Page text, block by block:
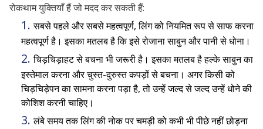
रोकथाम युक्तियाँ हैं जो मदद कर सकती हैं:
सबसे पहले और सबसे महत्वपूर्ण, लिंग को नियमित रूप से साफ करना
महत्वपूर्ण है। इसका मतलब है कि इसे रोजाना साबुन और पानी से धोना।
चिड़चिड़ाहट से बचना भी जरूरी है। इसका मतलब है हल्के साबुन का
इस्तेमाल करना और चुस्त-दुरुस्त कपड़ों से बचना। अगर किसी को
चिड़चिड़ेपन का सामना करना पड़ा है, तो उन्हें जल्द से जल्द उन्हें धोने की
कोशिश करनी चाहिए।
लंबे समय तक लिंग की नोक पर चमड़ी को कभी भी पीछे नहीं छोड़ना